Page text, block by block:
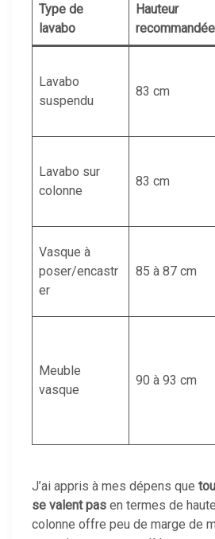
Type de
lavabo
Hauteur
recommandée
Lavabo
suspendu
83 cm
Lavabo sur
colonne
83 cm
Vasque à
poser/encastr
er
85 à 87 cm
Meuble
vasque
90 à 93 cm
J’ai appris à mes dépens que
se valent pas en termes de
colonne offre peu de marge de